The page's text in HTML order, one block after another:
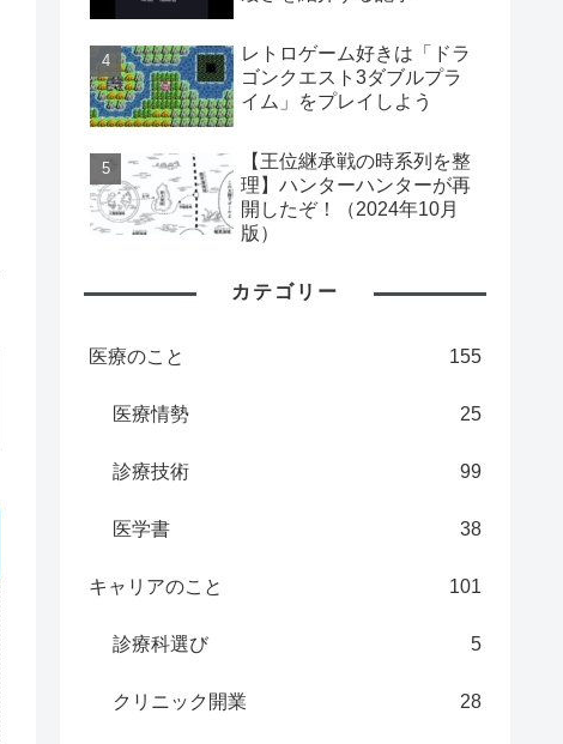
レトロゲーム好きは「ドラ
ゴンクエスト3ダブルプラ
イム」をプレイしよう
【王位継承戦の時系列を整
理】ハンターハンターが再
開したぞ！（2024年10月
版）
カテゴリー
医療のこと 155
医療情勢 25
診療技術 99
医学書 38
キャリアのこと 101
診療科選び 5
クリニック開業 28